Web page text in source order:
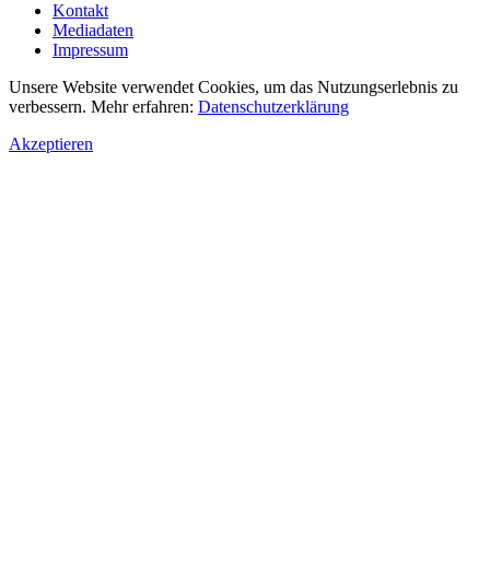
Kontakt
Mediadaten
Impressum
Unsere Website verwendet Cookies, um das Nutzungserlebnis zu
verbessern. Mehr erfahren: Datenschutzerklärung
Akzeptieren